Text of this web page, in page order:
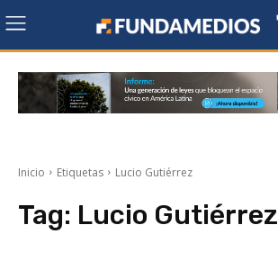
Inicio Etiquetas Lucio Gutiérrez
Tag: Lucio Gutiérrez